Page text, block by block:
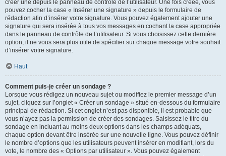
créer une depuis le panneau de contrôle de l’utilisateur. Une fois créée, vous
pouvez cocher la case « Insérer une signature » depuis le formulaire de
rédaction afin d’insérer votre signature. Vous pouvez également ajouter une
signature qui sera insérée à tous vos messages en cochant la case appropriée
dans le panneau de contrôle de l’utilisateur. Si vous choisissez cette dernière
option, il ne vous sera plus utile de spécifier sur chaque message votre souhait
d’insérer votre signature.
Haut
Comment puis-je créer un sondage ?
Lorsque vous rédigez un nouveau sujet ou modifiez le premier message d’un
sujet, cliquez sur l’onglet « Créer un sondage » situé en-dessous du formulaire
principal de rédaction. Si cet onglet n’est pas disponible, il est probable que
vous n’ayez pas la permission de créer des sondages. Saisissez le titre du
sondage en incluant au moins deux options dans les champs adéquats,
chaque option devant être insérée sur une nouvelle ligne. Vous pouvez définir
le nombre d’options que les utilisateurs peuvent insérer en modifiant, lors du
vote, le nombre des « Options par utilisateur ». Vous pouvez également